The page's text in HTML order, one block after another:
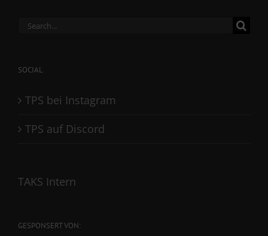
Search
SOCIAL
TPS bei Instagram
TPS auf Discord
TAKS Intern
GESPONSERT VON: